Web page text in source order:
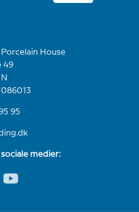
Porcelain House
49
95
medier: